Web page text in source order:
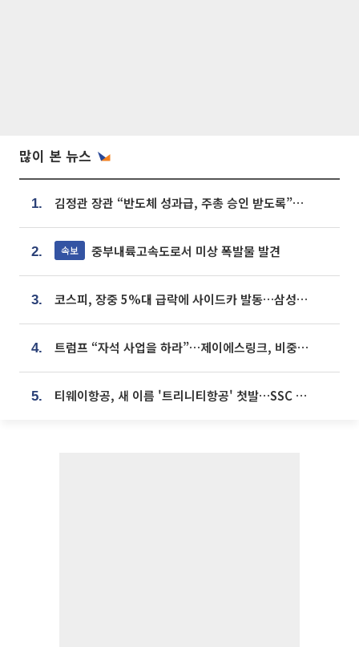
많이 본 뉴스
1. 김정관 장관 “반도체 성과급, 주총 승인 받도록”…상법·자본시장법 개정 시사
2. 속보 중부내륙고속도로서 미상 폭발물 발견
3. 코스피, 장중 5%대 급락에 사이드카 발동…삼성·SK 동반 폭락
4. 트럼프 “자석 사업을 하라”…제이에스링크, 비중국 영구자석 공급망 구축 속도
5. 티웨이항공, 새 이름 '트리니티항공' 첫발…SSC 전략 본격화